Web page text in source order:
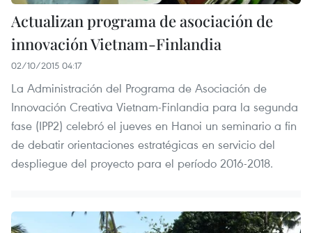
Actualizan programa de asociación de
innovación Vietnam-Finlandia
02/10/2015 04:17
La Administración del Programa de Asociación de
Innovación Creativa Vietnam-Finlandia para la segunda
fase (IPP2) celebró el jueves en Hanoi un seminario a fin
de debatir orientaciones estratégicas en servicio del
despliegue del proyecto para el período 2016-2018.